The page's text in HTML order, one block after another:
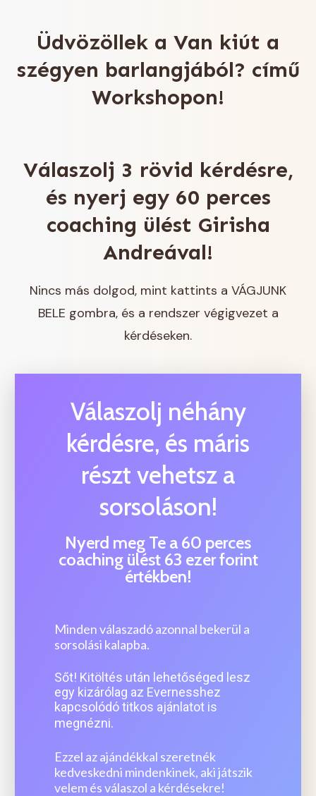
Üdvözöllek a Van kiút a
szégyen barlangjából? című
Workshopon!
Válaszolj 3 rövid kérdésre,
és nyerj egy 60 perces
coaching ülést Girisha
Andreával!
Nincs más dolgod, mint kattints a VÁGJUNK
BELE gombra, és a rendszer végigvezet a
kérdéseken.
Válaszolj néhány
kérdésre, és máris
részt vehetsz a
sorsoláson!
Nyerd meg Te a 60 perces
coaching ülést 63 ezer forint
értékben!
Minden válaszadó azonnal bekerül a
sorsolási kalapba.
Sőt! Kitöltés után lehetőséged lesz
egy kizárólag az Evernesshez
kapcsolódó titkos ajánlatot is
megnézni.
Ezzel az ajándékkal szeretnék
kedveskedni mindenkinek, aki játszik
velem és válaszol a kérdésekre!